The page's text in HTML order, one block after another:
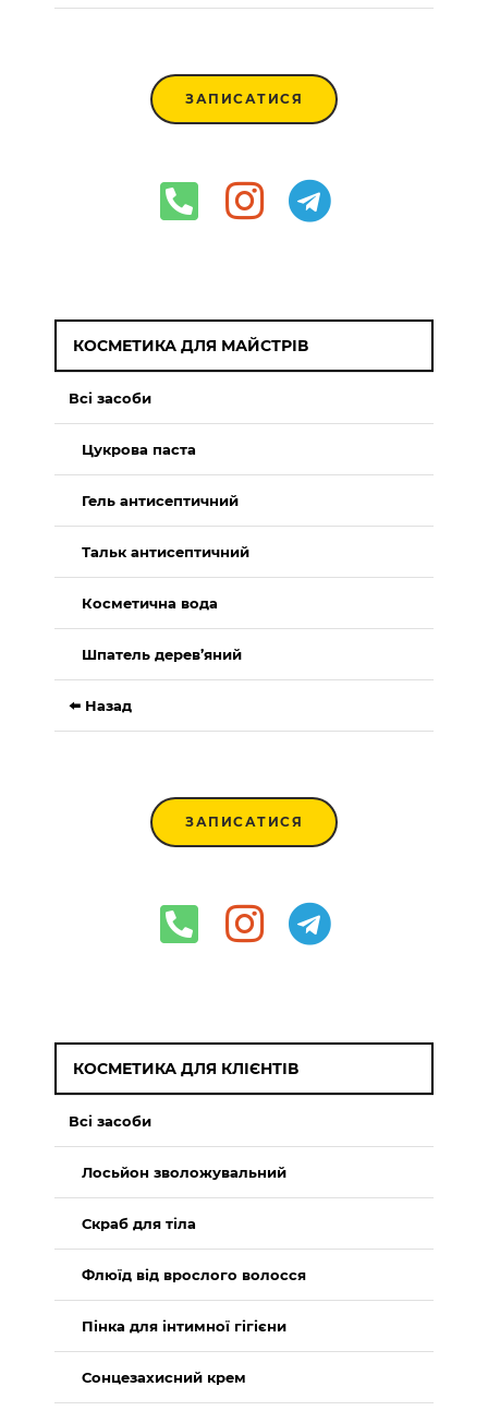
ЗАПИСАТИСЯ
КОСМЕТИКА ДЛЯ МАЙСТРІВ
Всі засоби
Цукрова паста
Гель антисептичний
Тальк антисептичний
Косметична вода
Шпатель дерев’яний
⬅️ Назад
ЗАПИСАТИСЯ
КОСМЕТИКА ДЛЯ КЛІЄНТІВ
Всі засоби
Лосьйон зволожувальний
Скраб для тіла
Флюїд від врослого волосся
Пінка для інтимної гігієни
Сонцезахисний крем